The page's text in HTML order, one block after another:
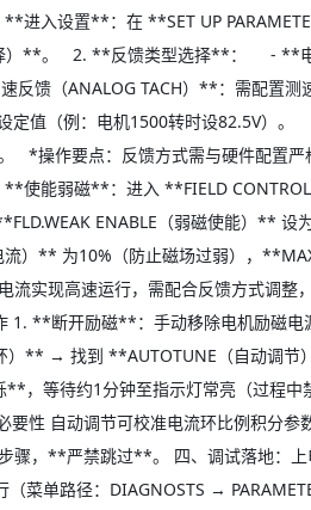
进入设置**：在 **SET UP
择）**。 2. **反馈类型选择**： - **
馈（ANALOG TACH）**：需配置测
定值（例：电机1500转时设82.5V）
*操作要点：反馈方式需与硬件配置
**使能弱磁**：进入 **FIELD
ENABLE（弱磁使能）
流）** 为10%（防止磁场过弱），
流实现高速运行，需配合反馈方式调
1. **断开励磁**：手动移除电机励磁
）** → 找到 **AUTOTUNE（自动
，等待约1分钟至指示灯常亮（过程
性 自动调节可校准电流环比例积分
骤，**严禁跳过**。 四、调试落地：
（菜单路径：DIAGNOSTS →